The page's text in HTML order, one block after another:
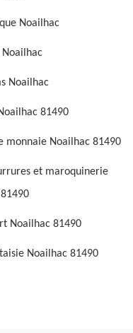
Noailhac
Noailhac
Noailhac
81490
monnaie Noailhac 81490
et maroquinerie
Noailhac 81490
Noailhac 81490